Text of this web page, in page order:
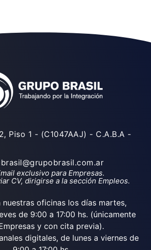
Piso 1 - (C1047AAJ) - C.A.B.A -
exclusivo para Empresas.
CV, dirigirse a la sección Empleos.
nuestras oficinas los días martes,
de 9:00 a 17:00 hs. (únicamente
y con cita previa).
digitales, de lunes a viernes de